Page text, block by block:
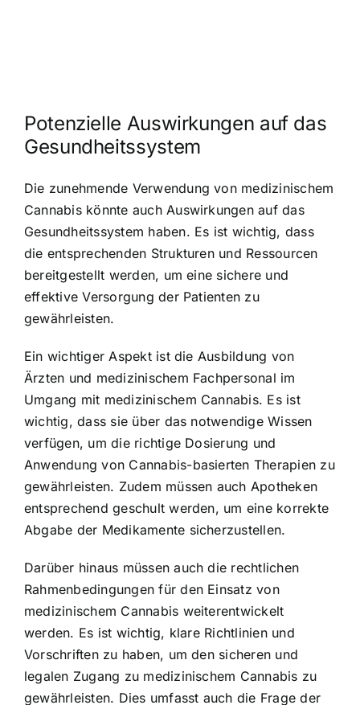
Potenzielle Auswirkungen auf das
Gesundheitssystem
Die zunehmende Verwendung von medizinischem
Cannabis könnte auch Auswirkungen auf das
Gesundheitssystem haben. Es ist wichtig, dass
die entsprechenden Strukturen und Ressourcen
bereitgestellt werden, um eine sichere und
effektive Versorgung der Patienten zu
gewährleisten.
Ein wichtiger Aspekt ist die Ausbildung von
Ärzten und medizinischem Fachpersonal im
Umgang mit medizinischem Cannabis. Es ist
wichtig, dass sie über das notwendige Wissen
verfügen, um die richtige Dosierung und
Anwendung von Cannabis-basierten Therapien zu
gewährleisten. Zudem müssen auch Apotheken
entsprechend geschult werden, um eine korrekte
Abgabe der Medikamente sicherzustellen.
Darüber hinaus müssen auch die rechtlichen
Rahmenbedingungen für den Einsatz von
medizinischem Cannabis weiterentwickelt
werden. Es ist wichtig, klare Richtlinien und
Vorschriften zu haben, um den sicheren und
legalen Zugang zu medizinischem Cannabis zu
gewährleisten. Dies umfasst auch die Frage der